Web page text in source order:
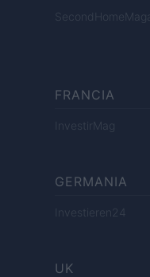
FRANCIA
InvestirMag
GERMANIA
Investieren24
UK